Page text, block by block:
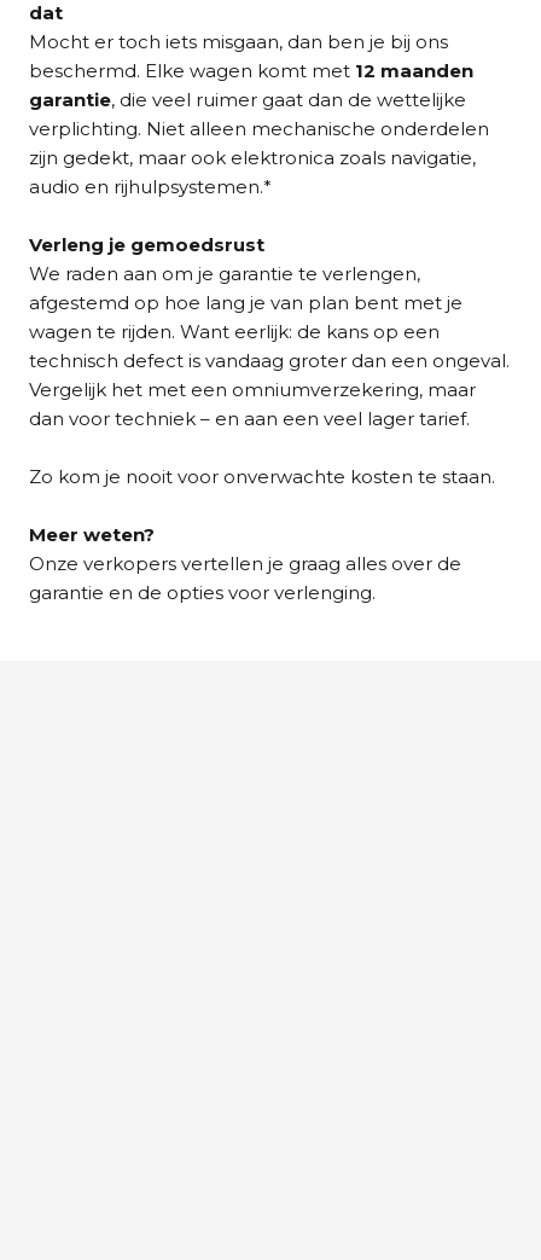
dat
Mocht er toch iets misgaan, dan ben je bij ons
beschermd. Elke wagen komt met 12 maanden
garantie, die veel ruimer gaat dan de wettelijke
verplichting. Niet alleen mechanische onderdelen
zijn gedekt, maar ook elektronica zoals navigatie,
audio en rijhulpsystemen.*
Verleng je gemoedsrust
We raden aan om je garantie te verlengen,
afgestemd op hoe lang je van plan bent met je
wagen te rijden. Want eerlijk: de kans op een
technisch defect is vandaag groter dan een ongeval.
Vergelijk het met een omniumverzekering, maar
dan voor techniek – en aan een veel lager tarief.
Zo kom je nooit voor onverwachte kosten te staan.
Meer weten?
Onze verkopers vertellen je graag alles over de
garantie en de opties voor verlenging.